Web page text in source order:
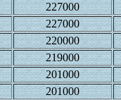
227000
227000
220000
219000
201000
201000